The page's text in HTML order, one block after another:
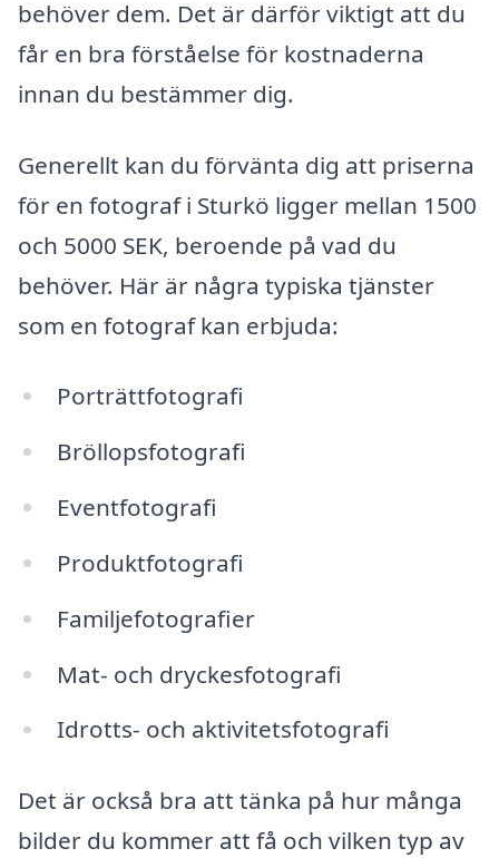
behöver dem. Det är därför viktigt att du
får en bra förståelse för kostnaderna
innan du bestämmer dig.
Generellt kan du förvänta dig att priserna
för en fotograf i Sturkö ligger mellan 1500
och 5000 SEK, beroende på vad du
behöver. Här är några typiska tjänster
som en fotograf kan erbjuda:
Porträttfotografi
Bröllopsfotografi
Eventfotografi
Produktfotografi
Familjefotografier
Mat- och dryckesfotografi
Idrotts- och aktivitetsfotografi
Det är också bra att tänka på hur många
bilder du kommer att få och vilken typ av